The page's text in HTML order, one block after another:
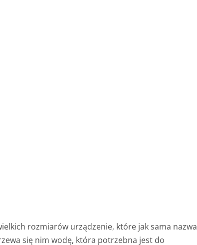
rozmiarów urządzenie, które jak sama nazwa
się nim wodę, która potrzebna jest do